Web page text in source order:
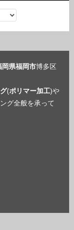
岡県福岡市博多区
(ポリマー加工)や
グ全般を承って